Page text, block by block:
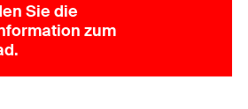
Sie die
zum